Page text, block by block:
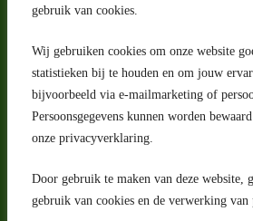
gebruik van cookies.
Wij gebruiken cookies om onze website
statistieken bij te houden en om jouw
bijvoorbeeld via e-mailmarketing of
Persoonsgegevens kunnen worden
onze privacyverklaring.
Door gebruik te maken van deze website,
gebruik van cookies en de verwerking van
Adres
Riga 4 E
2993 LW Barendrecht
Nederland
Contact
klantenservice@portugeseproducten.nl
Facebook